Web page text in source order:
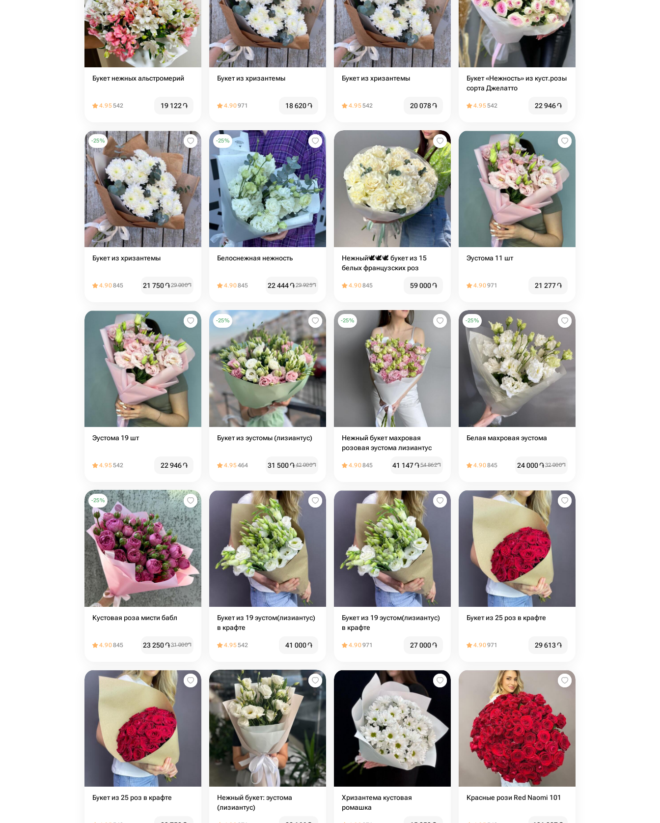
Букет нежных альстромерий
4.95542 19 122֏
Букет из хризантемы
4.90971 18 620֏
Букет из хризантемы
4.95542 20 078֏
Букет «Нежность» из куст.розы
сорта Джелатто
4.95542 22 946֏
-25%
Букет из хризантемы
4.90845 21 750֏29 000֏
-25%
Белоснежная нежность
4.90845 22 444֏29 925֏
Нежный🕊️🕊️🕊️ букет из 15
белых французских роз
4.90845 59 000֏
Эустома 11 шт
4.90971 21 277֏
Эустома 19 шт
4.95542 22 946֏
-25%
Букет из эустомы (лизиантус)
4.95464 31 500֏42 000֏
-25%
Нежный букет махровая
розовая эустома лизиантус
4.90845 41 147֏54 862֏
-25%
Белая махровая эустома
4.90845 24 000֏32 000֏
-25%
Кустовая роза мисти бабл
4.90845 23 250֏31 000֏
Букет из 19 эустом(лизиантус)
в крафте
4.95542 41 000֏
Букет из 19 эустом(лизиантус)
в крафте
4.90971 27 000֏
Букет из 25 роз в крафте
4.90971 29 613֏
Букет из 25 роз в крафте
Нежный букет: эустома
(лизиантус)
Хризантема кустовая
ромашка
Красные рози Red Naomi 101